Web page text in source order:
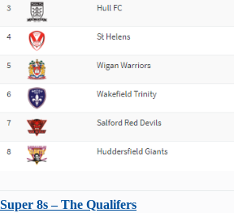
Super 8s – The Qualifers